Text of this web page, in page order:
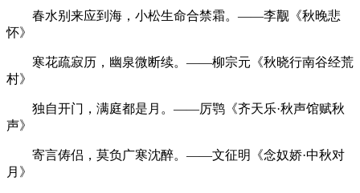
春水别来应到海，小松生命合禁霜。——李觏《秋晚悲
怀》
寒花疏寂历，幽泉微断续。——柳宗元《秋晓行南谷经荒
村》
独自开门，满庭都是月。——厉鹗《齐天乐·秋声馆赋秋
声》
寄言俦侣，莫负广寒沈醉。——文征明《念奴娇·中秋对
月》